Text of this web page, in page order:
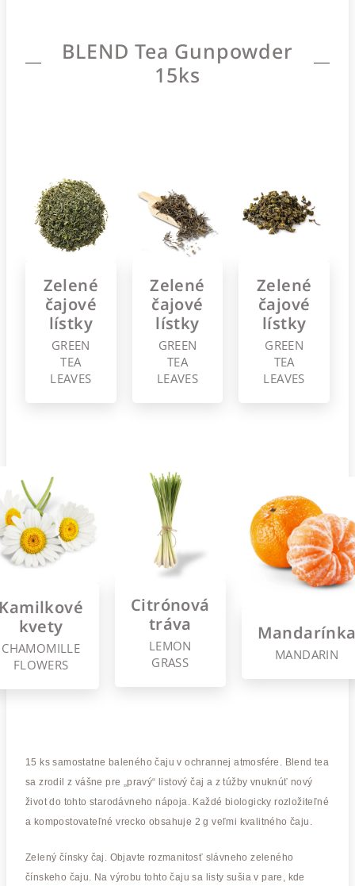
BLEND Tea Gunpowder
15ks
Zelené
čajové
lístky
GREEN
TEA
LEAVES
Zelené
čajové
lístky
GREEN
TEA
LEAVES
Zelené
čajové
lístky
GREEN
TEA
LEAVES
kvety
CHAMOMILLE
FLOWERS
Citrónová
tráva
LEMON
GRASS
MANDARIN
15 ks samostatne baleného čaju v ochrannej atmosfére. Blend tea
sa zrodil z vášne pre „pravý“ listový čaj a z túžby vnuknúť nový
život do tohto starodávneho nápoja. Každé biologicky rozložiteľné
a kompostovateľné vrecko obsahuje 2 g veľmi kvalitného čaju.
Zelený čínsky čaj. Objavte rozmanitosť slávneho zeleného
čínskeho čaju. Na výrobu tohto čaju sa listy sušia v pare, kde